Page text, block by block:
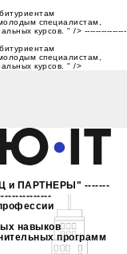
специалистам,
курсов. " /> ---------------
специалистам,
курсов. " />
и ПАРТНЕРЫ" -------
навыков
программ